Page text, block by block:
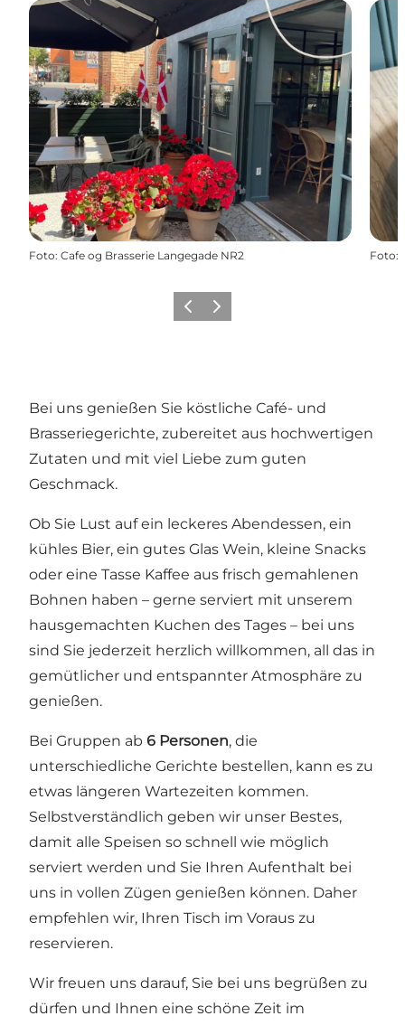
Foto: Cafe og Brasserie Langegade NR2 Foto:
ZurückWeiter
Bei uns genießen Sie köstliche Café- und
Brasseriegerichte, zubereitet aus hochwertigen
Zutaten und mit viel Liebe zum guten
Geschmack.
Ob Sie Lust auf ein leckeres Abendessen, ein
kühles Bier, ein gutes Glas Wein, kleine Snacks
oder eine Tasse Kaffee aus frisch gemahlenen
Bohnen haben – gerne serviert mit unserem
hausgemachten Kuchen des Tages – bei uns
sind Sie jederzeit herzlich willkommen, all das in
gemütlicher und entspannter Atmosphäre zu
genießen.
Bei Gruppen ab 6 Personen, die
unterschiedliche Gerichte bestellen, kann es zu
etwas längeren Wartezeiten kommen.
Selbstverständlich geben wir unser Bestes,
damit alle Speisen so schnell wie möglich
serviert werden und Sie Ihren Aufenthalt bei
uns in vollen Zügen genießen können. Daher
empfehlen wir, Ihren Tisch im Voraus zu
reservieren.
Wir freuen uns darauf, Sie bei uns begrüßen zu
dürfen und Ihnen eine schöne Zeit im